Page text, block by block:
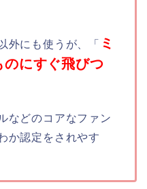
外にも使うが、「
ミ
のにすぐ飛びつ
などのコアなファン
か認定をされやす